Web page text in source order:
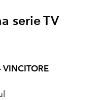
serie TV